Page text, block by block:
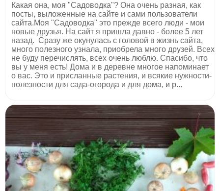
Какая она, моя "Садоводка"? Она очень разная, как
посты, выложенные на сайте и сами пользователи
сайта.Моя "Садоводка" это прежде всего люди - мои
новые друзья. На сайт я пришла давно - более 5 лет
назад. Сразу же окунулась с головой в жизнь сайта,
много полезного узнала, приобрела много друзей. Всех
не буду перечислять, всех очень люблю. Спасибо, что
вы у меня есть! Дома и в деревне многое напоминает
о вас. Это и присланные растения, и всякие нужности-
полезности для сада-огорода и для дома, и р...